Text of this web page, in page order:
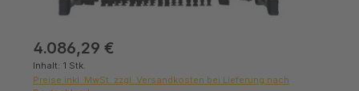
Regulärer Preis:
4.086,29 €
Inhalt: 1 Stk.
Preise inkl. MwSt. zzgl. Versandkosten bei Lieferung nach